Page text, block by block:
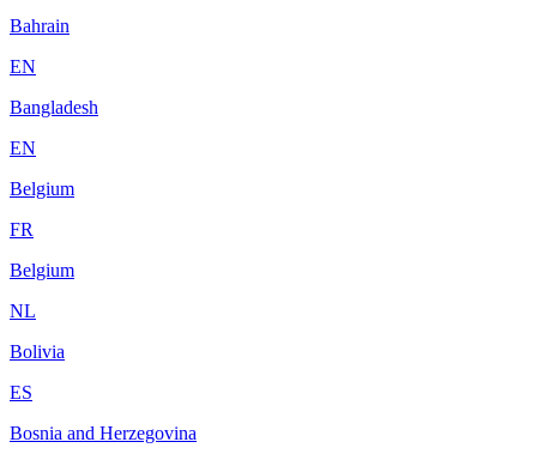
Bahrain
EN
Bangladesh
EN
Belgium
FR
Belgium
NL
Bolivia
ES
Bosnia and Herzegovina